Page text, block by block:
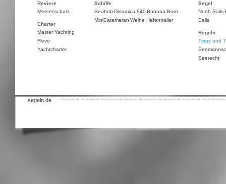
Reviere
Meeresschutz
Charter
Master Yachting
Flevo
Yachtcharter
Schiffe
Seabob Dinamica 940Banana Boot
MiniCatamaran Weihe Hafentrailer
Segel
North Sails
Sails
Regeln
Tipps und
Seerecht
segeln.de